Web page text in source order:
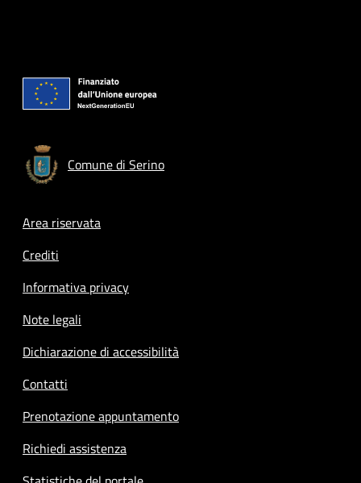
Comune di Serino
Footer menu
Area riservata
Crediti
Informativa privacy
Note legali
Dichiarazione di accessibilità
Contatti
Prenotazione appuntamento
Richiedi assistenza